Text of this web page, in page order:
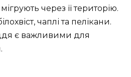
через її територію.
чаплі та пелікани.
є важливими для